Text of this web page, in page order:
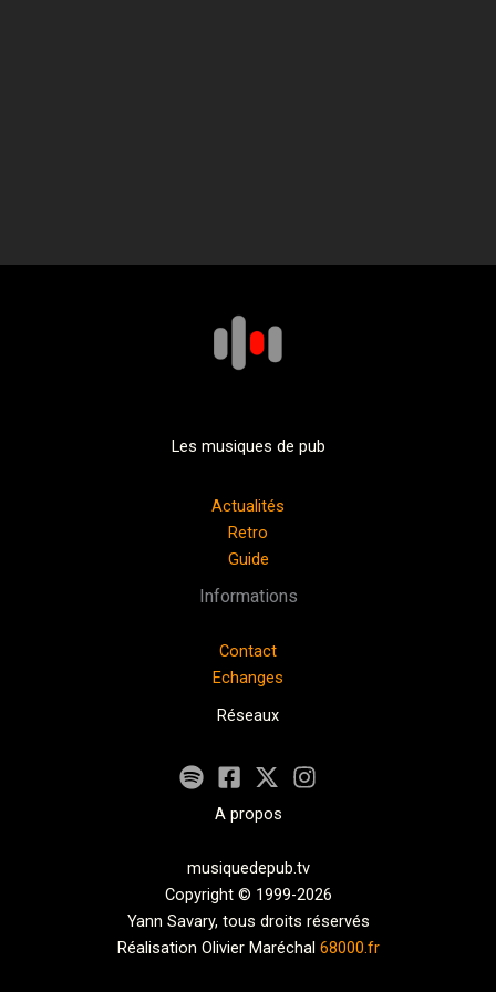
Les musiques de pub
Actualités
Retro
Guide
Informations
Contact
Echanges
Réseaux
A propos
musiquedepub.tv
Copyright © 1999-2026
Yann Savary, tous droits réservés
Réalisation Olivier Maréchal 68000.fr